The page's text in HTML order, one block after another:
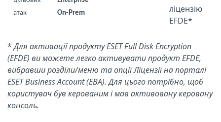
атак
On-Prem
ліцензію
EFDE*
*Для активації продукту ESET Full Disk Encryption
(EFDE) ви можете легко активувати продукт EFDE,
вибравши розділи/меню та опції Ліцензії на порталі
ESET Business Account (EBA). Для цього потрібно, щоб
користувач був керованим і мав активовану керовану
консоль.